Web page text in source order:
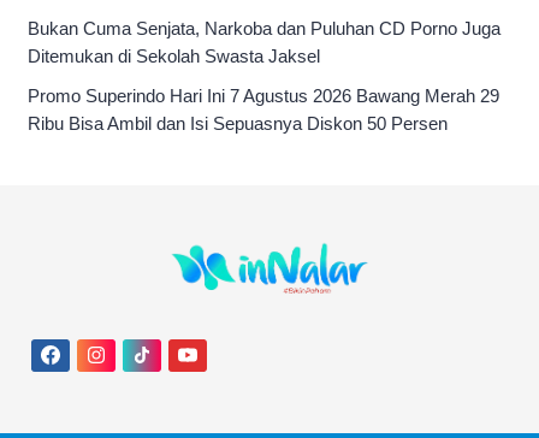
Bukan Cuma Senjata, Narkoba dan Puluhan CD Porno Juga
Ditemukan di Sekolah Swasta Jaksel
Promo Superindo Hari Ini 7 Agustus 2026 Bawang Merah 29
Ribu Bisa Ambil dan Isi Sepuasnya Diskon 50 Persen